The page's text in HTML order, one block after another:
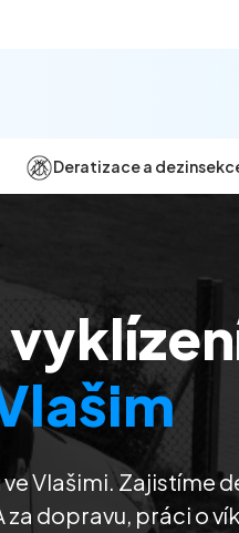
prostor
Deratizace a
Dezinsekce
Vlašimi. Zajistíme
dopravu, práci o